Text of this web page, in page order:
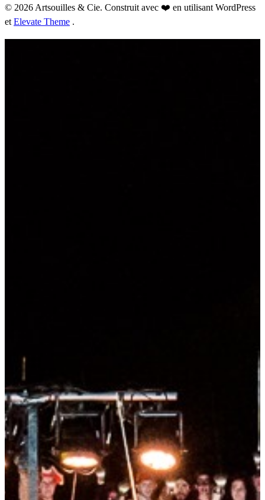
© 2026 Artsouilles & Cie. Construit avec ❤️ en utilisant WordPress
et Elevate Theme .